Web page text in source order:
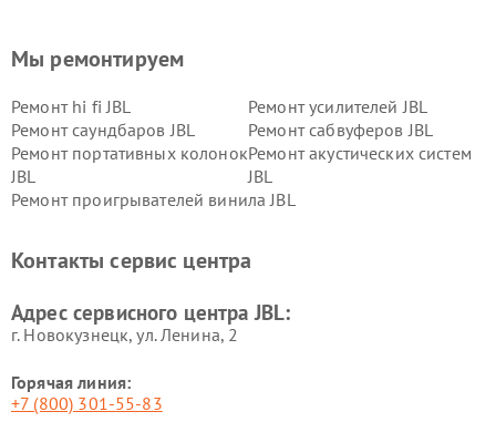
Мы ремонтируем
Ремонт hi fi JBL
Ремонт усилителей JBL
Ремонт саундбаров JBL
Ремонт сабвуферов JBL
Ремонт портативных колонок
JBL
Ремонт акустических систем
JBL
Ремонт проигрывателей винила JBL
Контакты сервис центра
Адрес сервисного центра JBL:
г. Новокузнецк, ул. Ленина, 2
Горячая линия:
+7 (800) 301-55-83